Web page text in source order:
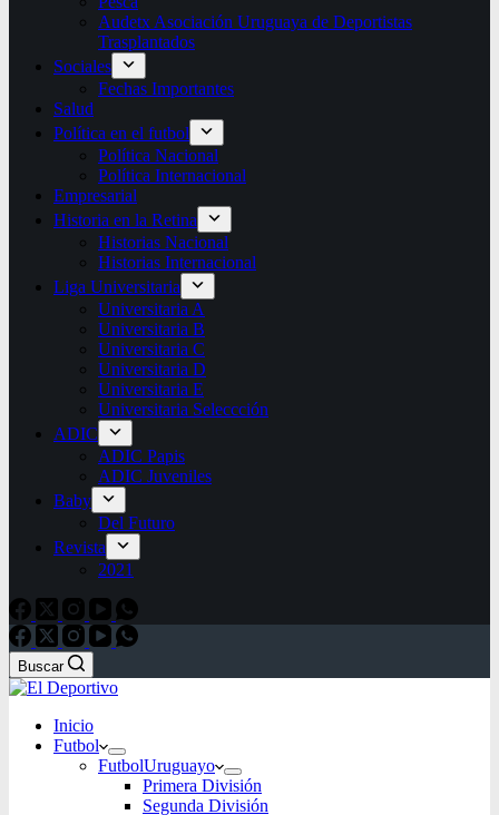
Audetx Asociación Uruguaya de Deportistas
Trasplantados
Sociales
Fechas Importantes
Salud
Política en el futbol
Política Nacional
Política Internacional
Empresarial
Historia en la Retina
Historias Nacional
Historias Internacional
Liga Universitaria
Universitaria A
Universitaria B
Universitaria C
Universitaria D
Universitaria E
Universitaria Seleccción
ADIC
ADIC Papis
ADIC Juveniles
Baby
Del Futuro
Revista
2021
Buscar
Inicio
Futbol
FutbolUruguayo
Primera División
Segunda División